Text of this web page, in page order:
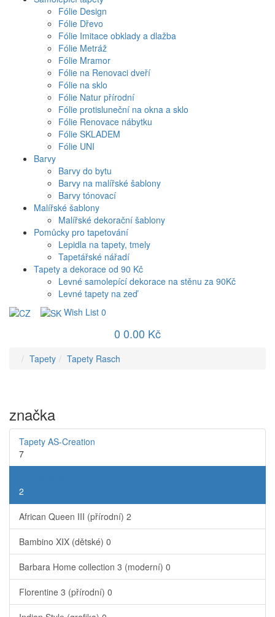
Fólie Design
Fólie Dřevo
Fólie Imitace obklady a dlažba
Fólie Metráž
Fólie Mramor
Fólie na Renovaci dveří
Fólie na sklo
Fólie Natur přírodní
Fólie protisluneční na okna a sklo
Fólie Renovace nábytku
Fólie SKLADEM
Fólie UNI
Barvy
Barvy do bytu
Barvy na malířské šablony
Barvy tónovací
Malířské šablony
Malířské dekorační šablony
Pomůcky pro tapetování
Lepidla na tapety, tmely
Tapetářské nářadí
Tapety a dekorace od 90 Kč
Levné samolepící dekorace na stěnu za 90Kč
Levné tapety na zeď
Wish List 0
0 0.00 Kč
Tapety Tapety Rasch
značka
Tapety AS-Creation
7
2
African Queen III (přírodní) 2
Bambino XIX (dětské) 0
Barbara Home collection 3 (moderní) 0
Florentine 3 (přírodní) 0